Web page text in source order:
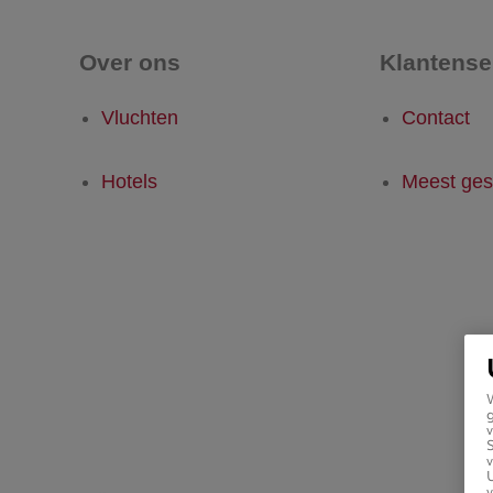
Over ons
Vluchten
Hotels
Contact
Meest